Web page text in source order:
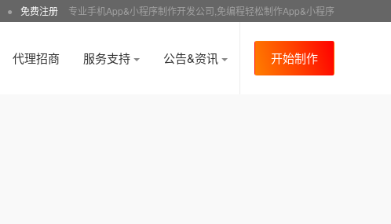
● 免费注册 专业手机App&小程序制作开发公司,免编程轻松制作App&小程序
代理招商 服务支持 公告&资讯 开始制作